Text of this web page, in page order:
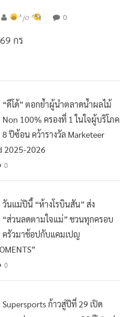
^ jo ^ 0
กร
“ดีโด้” ตอกย้ำผู้นำตลาดน้ำผลไม้
Non 100% ครองที่ 1 ในใจผู้บริโภค
8 ปีซ้อน คว้ารางวัล Marketeer
2025-2026
0
วันแม่ปีนี้ “ห้างโรบินสัน” ส่ง
“ส่วนลดตามใจแม่” ชวนทุกครอบ
ครัวมาช้อปกับแคมเปญ
0
Supersports ก้าวสู่ปีที่ 29 เปิด